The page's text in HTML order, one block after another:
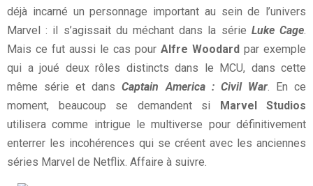
déjà incarné un personnage important au sein de l’univers
Marvel : il s’agissait du méchant dans la série Luke Cage.
Mais ce fut aussi le cas pour Alfre Woodard par exemple
qui a joué deux rôles distincts dans le MCU, dans cette
même série et dansCaptain America : Civil War. En ce
moment, beaucoup se demandent si Marvel Studios
utilisera comme intrigue le multiverse pour définitivement
enterrer les incohérences qui se créent avec les anciennes
séries Marvel de Netflix. Affaire à suivre.